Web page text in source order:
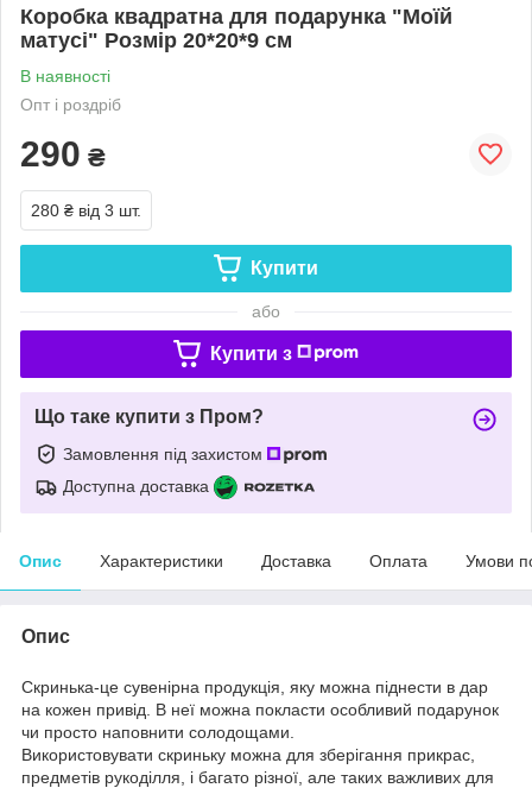
Коробка квадратна для подарунка "Моїй
матусі" Розмір 20*20*9 см
В наявності
Опт і роздріб
290 ₴
280 ₴ від 3 шт.
Купити
або
Купити з
Що таке купити з Пром?
Замовлення під захистом
Доступна доставка
Опис Характеристики Доставка Оплата Умови
Опис
Скринька-це сувенірна продукція, яку можна піднести в дар
на кожен привід. В неї можна покласти особливий подарунок
чи просто наповнити солодощами.
Використовувати скриньку можна для зберігання прикрас,
предметів рукоділля, і багато різної, але таких важливих для